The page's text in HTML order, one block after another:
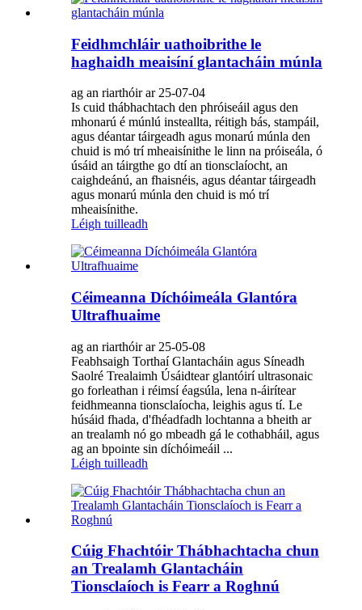
Feidhmchláir uathoibrithe le
haghaidh meaisíní glantacháin múnla
ag an riarthóir ar 25-07-04
Is cuid thábhachtach den phróiseáil agus den
mhonarú é múnlú insteallta, réitigh bás, stampáil,
agus déantar táirgeadh agus monarú múnla den
chuid is mó trí mheaisínithe le linn na próiseála, ó
úsáid an táirgthe go dtí an tionsclaíocht, an
caighdeánú, an fhaisnéis, agus déantar táirgeadh
agus monarú múnla den chuid is mó trí
mheaisínithe.
Léigh tuilleadh
Céimeanna Díchóimeála Glantóra
Ultrafhuaime
ag an riarthóir ar 25-05-08
Feabhsaigh Torthaí Glantacháin agus Síneadh
Saolré Trealaimh Úsáidtear glantóirí ultrasonaic
go forleathan i réimsí éagsúla, lena n-áirítear
feidhmeanna tionsclaíocha, leighis agus tí. Le
húsáid fhada, d'fhéadfadh lochtanna a bheith ar
an trealamh nó go mbeadh gá le cothabháil, agus
ag an bpointe sin díchóimeáil ...
Léigh tuilleadh
Cúig Fhachtóir Thábhachtacha chun
an Trealamh Glantacháin
Tionsclaíoch is Fearr a Roghnú